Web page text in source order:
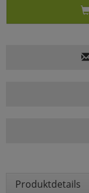
Produktdetails